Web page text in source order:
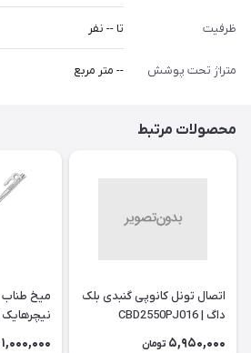
ظرفیت تا -- نفر
متراژ تحت پوشش -- متر مربع
محصولات مرتبط
اتصال تونل کانوپی گنبدی بلک
داگ | CBD2550PJ016
5,950,000 تومان
میخ طناب
1,000,000